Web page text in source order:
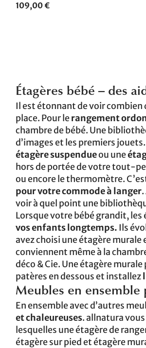
109,00 €
Étagères bébé – des
Il est étonnant de voir combien
place. Pour lerangement
chambre de bébé. Une
d’images et les premiers
étagère suspendueou une
hors de portée de votre tout-
ou encore le thermomètre.
pour votre commode à langer
voir à quel point une
Lorsque votre bébé grandit,
vos enfants longtemps. Ils
avez choisi une étagère murale
conviennent même à la
déco & Cie. Une étagère
patères en dessous et installez
Meubles en
En ensemble avec d’autres
et chaleureuses. allnatura
lesquelles une étagère de
étagère sur pied et étagère